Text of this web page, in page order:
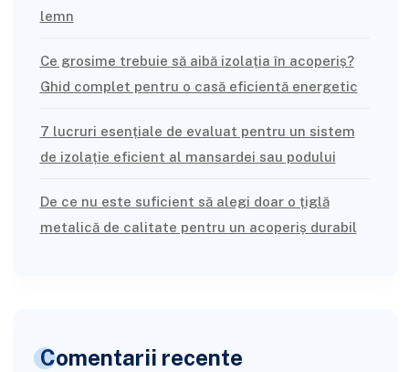
lemn
Ce grosime trebuie să aibă izolația în acoperiș?
Ghid complet pentru o casă eficientă energetic
7 lucruri esențiale de evaluat pentru un sistem
de izolație eficient al mansardei sau podului
De ce nu este suficient să alegi doar o țiglă
metalică de calitate pentru un acoperiș durabil
Comentarii recente